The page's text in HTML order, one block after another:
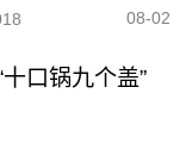
08-02
口锅九个盖”